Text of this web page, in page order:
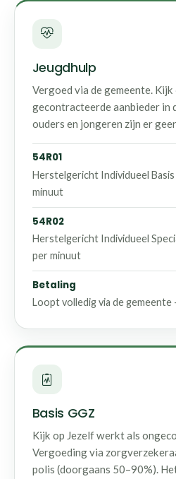
Jeugdhulp
Vergoed via de gemeente. Kijk
gecontracteerde aanbieder in
ouders en jongeren zijn er
54R01
Herstelgericht Individueel
minuut
54R02
Herstelgericht Individueel
per minuut
Betaling
Loopt volledig via de
Basis GGZ
Kijk op Jezelf werkt als
Vergoeding via
polis (doorgaans 50–90%).